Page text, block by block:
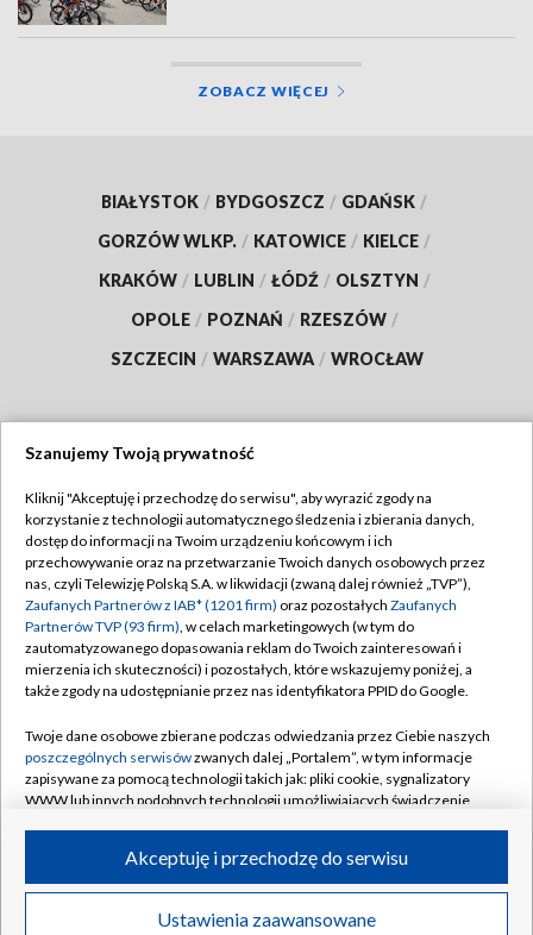
ZOBACZ WIĘCEJ
BIAŁYSTOK / BYDGOSZCZ / GDAŃSK /
GORZÓW WLKP. / KATOWICE / KIELCE /
KRAKÓW / LUBLIN / ŁÓDŹ / OLSZTYN /
OPOLE / POZNAŃ / RZESZÓW /
SZCZECIN / WARSZAWA / WROCŁAW
TVP
Abonament TVP
Emisja w TVP
Centrum informacji TVP
Naziemna Telewizja Cyfrowa
Rada Programowa
System NOS
Informacje o nadawcy
Program dla prasy
Regulamin TVP
Polityka prywatności
Moje zgody
Pomoc
Kontakt
Kanały
©2026 Telewizja Polska S.A. w likwidacji
Szanujemy Twoją prywatność
Kliknij "Akceptuję i przechodzę do serwisu", aby wyrazić zgody na
korzystanie z technologii automatycznego śledzenia i zbierania danych,
dostęp do informacji na Twoim urządzeniu końcowym i ich
przechowywanie oraz na przetwarzanie Twoich danych osobowych przez
nas, czyli Telewizję Polską S.A. w likwidacji (zwaną dalej również „TVP”),
Zaufanych Partnerów z IAB* (1201 firm) oraz pozostałych Zaufanych
Partnerów TVP (93 firm), w celach marketingowych (w tym do
zautomatyzowanego dopasowania reklam do Twoich zainteresowań i
mierzenia ich skuteczności) i pozostałych, które wskazujemy poniżej, a
także zgody na udostępnianie przez nas identyfikatora PPID do Google.
Twoje dane osobowe zbierane podczas odwiedzania przez Ciebie naszych
poszczególnych serwisówzwanych dalej „Portalem”, w tym informacje
zapisywane za pomocą technologii takich jak: pliki cookie, sygnalizatory
WWW lub innych podobnych technologii umożliwiających świadczenie
ruchu w Internecie.
Twoje dane osobowe zbierane podczas odwiedzania przez Ciebie
poszczególnych serwisówna Portalu, takie jak adresy IP, identyfikatory
Ustawienia zaawansowane
Akceptuję i przechodzę do serwisu